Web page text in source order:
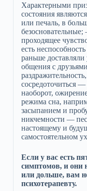
Характерными
состояния
или печаль, в
проходящее
есть
раньше
общения с
сосредоточиться —
наоборот,
режима сна,
засыпанием и
никчемности —
настоящему и
самостоятельном
Если у вас есть
симптомов, и они
или дольше, вам
психотерапевту.